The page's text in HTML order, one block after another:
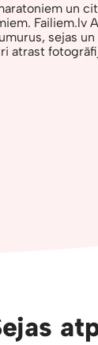
un
Failiem.lv
sejas
atrast